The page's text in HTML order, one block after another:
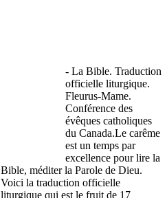
- La Bible. Traduction
officielle liturgique.
Fleurus-Mame.
Conférence des
évêques catholiques
du Canada.Le carême
est un temps par
excellence pour lire la
Bible, méditer la Parole de Dieu.
Voici la traduction officielle
liturgique qui est le fruit de 17